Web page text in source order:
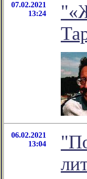
07.02.2021
13:24
06.02.2021
13:04